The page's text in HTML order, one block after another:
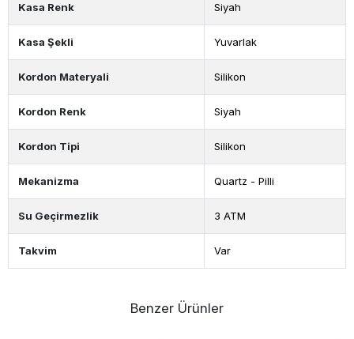
Kasa Renk Siyah
Kasa Şekli Yuvarlak
Kordon Materyali Silikon
Kordon Renk Siyah
Kordon Tipi Silikon
Mekanizma Quartz - Pilli
Su Geçirmezlik 3 ATM
Takvim Var
Benzer Ürünler